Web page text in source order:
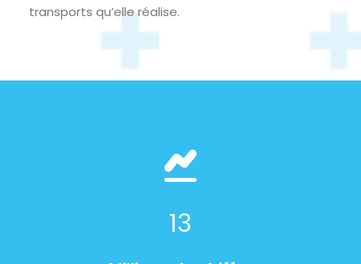
transports qu’elle réalise.
13